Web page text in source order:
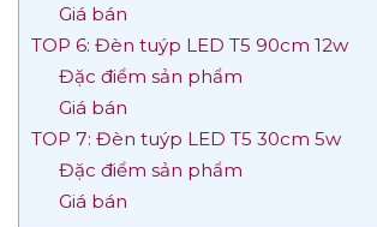
Giá bán
TOP 6: Đèn tuýp LED T5 90cm 12w
Đặc điểm sản phẩm
Giá bán
TOP 7: Đèn tuýp LED T5 30cm 5w
Đặc điểm sản phẩm
Giá bán